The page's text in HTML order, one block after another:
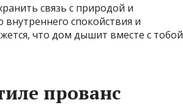
связь с природой и
спокойствия и
что дом дышит вместе с тобой
прованс